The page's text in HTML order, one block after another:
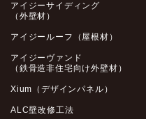
アイジーサイディング
（外壁材）
アイジールーフ（屋根材）
アイジーヴァンド
（鉄骨造非住宅向け外壁材）
Xium（デザインパネル）
ALC壁改修工法